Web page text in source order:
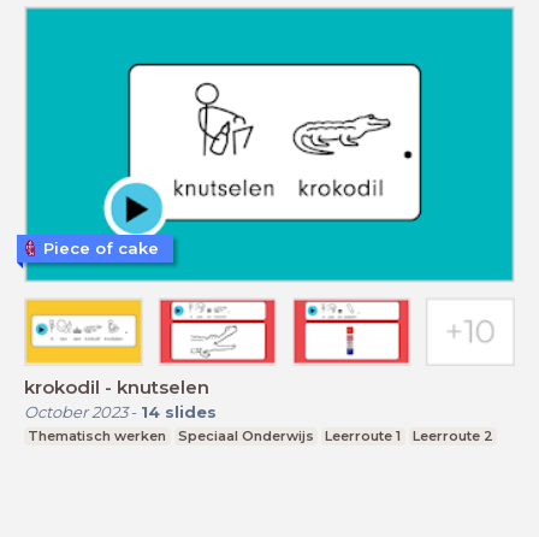
krokodil - knutselen
October 2023- 14 slides
Thematisch werken Speciaal Onderwijs Leerroute 1 Leerroute 2
Piece of cake